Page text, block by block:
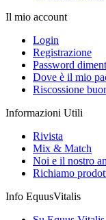
Il mio account
Login
Registrazione
Password
Dove è il mio
Riscossione
Informazioni Utili
Rivista
Mix & Match
Noi e il nostro
Richiamo
Info EquusVitalis